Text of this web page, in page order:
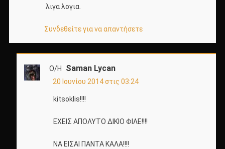
λιγα λογια.
Συνδεθείτε για να απαντήσετε
Ο/Η Saman Lycan
20 Ιουνίου 2014 στις 03:24
kitsoklis!!!!
ΕΧΕΙΣ ΑΠΟΛΥΤΟ ΔΙΚΙΟ ΦΙΛΕ!!!!
ΝΑ ΕΙΣΑΙ ΠΑΝΤΑ ΚΑΛΑ!!!!